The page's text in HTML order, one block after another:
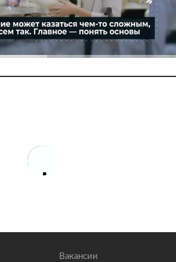
Вакансии